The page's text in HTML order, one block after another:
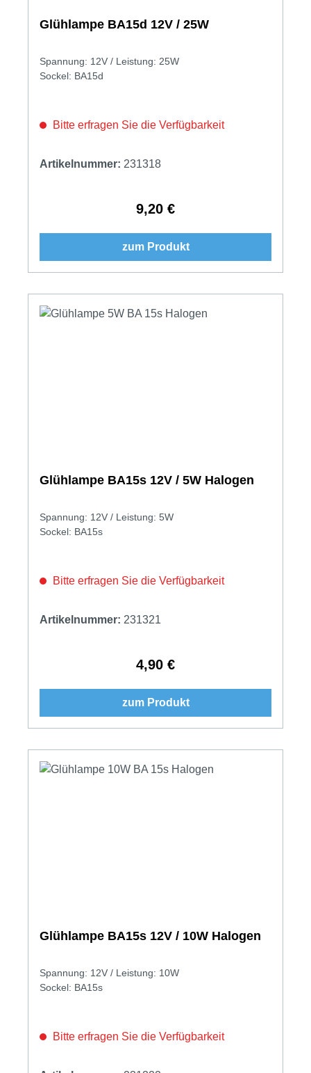
Glühlampe BA15d 12V / 25W
Spannung: 12V / Leistung: 25W
Sockel: BA15d
Bitte erfragen Sie die Verfügbarkeit
Artikelnummer: 231318
Regulärer Preis:
9,20 €
zum Produkt
Glühlampe BA15s 12V / 5W Halogen
Spannung: 12V / Leistung: 5W
Sockel: BA15s
Bitte erfragen Sie die Verfügbarkeit
Artikelnummer: 231321
Regulärer Preis:
4,90 €
zum Produkt
Glühlampe BA15s 12V / 10W Halogen
Spannung: 12V / Leistung: 10W
Sockel: BA15s
Bitte erfragen Sie die Verfügbarkeit